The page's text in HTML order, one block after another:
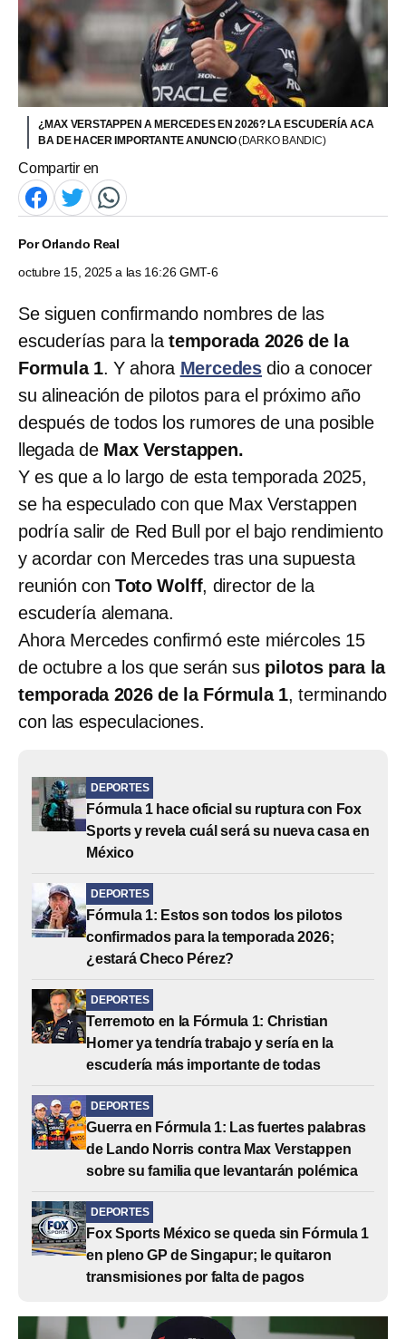
¿MAX VERSTAPPEN A MERCEDES EN 2026? LA ESCUDERÍA ACA
BA DE HACER IMPORTANTE ANUNCIO(DARKO BANDIC)
Compartir en
PorOrlando Real
octubre 15, 2025 a las 16:26 GMT-6
Se siguen confirmando nombres de las
escuderías para latemporada 2026 de la
Formula 1. Y ahora Mercedes dio a conocer
su alineación de pilotos para el próximo año
después de todos los rumores de una posible
llegada de Max Verstappen.
Y es que a lo largo de esta temporada 2025,
se ha especulado con que Max Verstappen
podría salir de Red Bull por el bajo rendimiento
y acordar con Mercedes tras una supuesta
reunión con Toto Wolff, director de la
escudería alemana.
Ahora Mercedes confirmó este miércoles 15
de octubre a los que serán sus pilotos para la
temporada 2026 de la Fórmula 1, terminando
con las especulaciones.
DEPORTES
Fórmula 1 hace oficial su ruptura con Fox
Sports y revela cuál será su nueva casa en
México
DEPORTES
Fórmula 1: Estos son todos los pilotos
confirmados para la temporada 2026;
¿estará Checo Pérez?
DEPORTES
Terremoto en la Fórmula 1: Christian
Horner ya tendría trabajo y sería en la
escudería más importante de todas
DEPORTES
Guerra en Fórmula 1: Las fuertes palabras
de Lando Norris contra Max Verstappen
sobre su familia que levantarán polémica
DEPORTES
Fox Sports México se queda sin Fórmula 1
en pleno GP de Singapur; le quitaron
transmisiones por falta de pagos